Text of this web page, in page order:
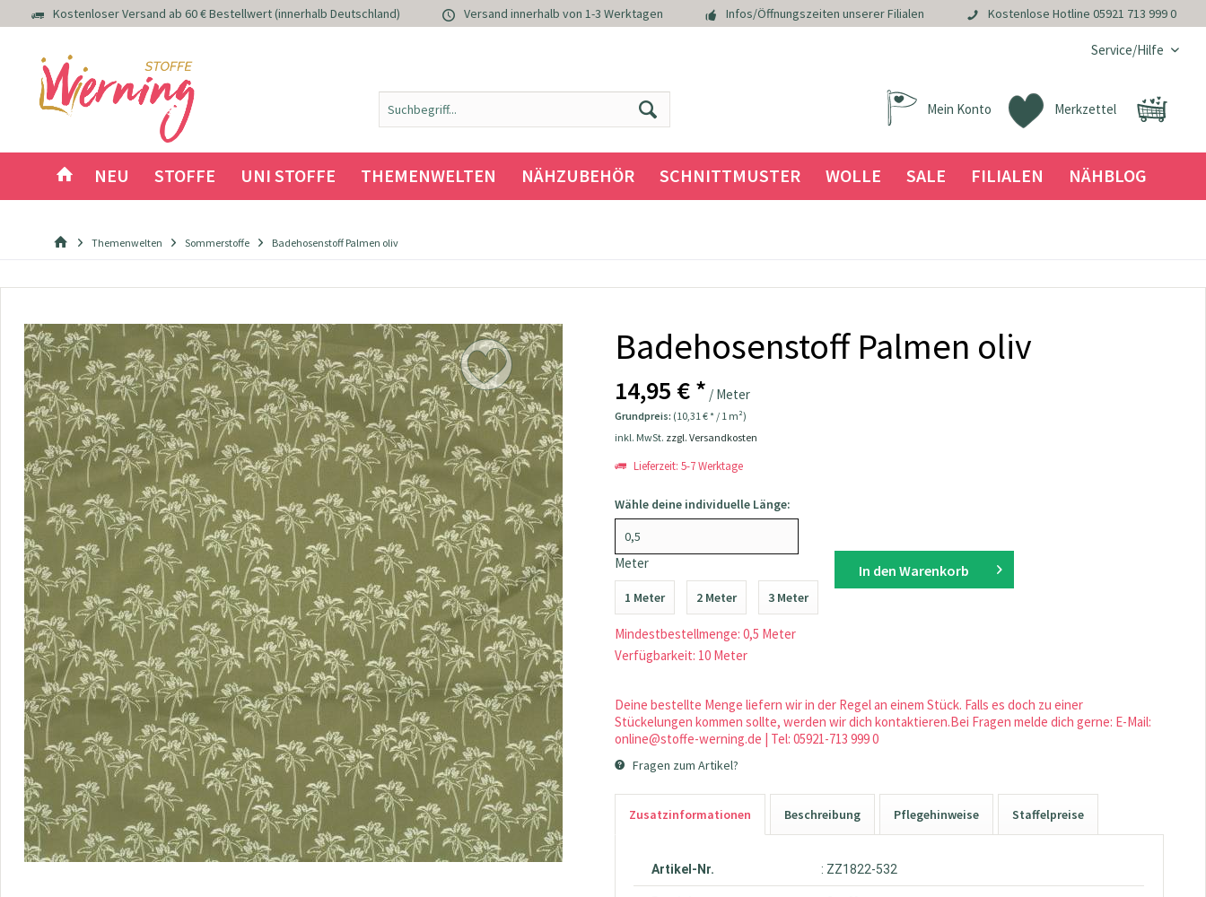
Kostenloser Versand ab 60 € Bestellwert (innerhalb Deutschland) Versand innerhalb von 1-3 Werktagen Infos/Öffnungszeiten unserer Filialen Kostenlose Hotline 05921 713 999 0
Service/Hilfe
Merkzettel
Mein Konto
NEU STOFFE UNI STOFFE THEMENWELTEN NÄHZUBEHÖR SCHNITTMUSTER WOLLE SALE FILIALEN NÄHBLOG
Themenwelten Sommerstoffe Badehosenstoff Palmen oliv
Badehosenstoff Palmen oliv
14,95 € * / Meter
Grundpreis: (10,31 € * / 1 m²)
inkl. MwSt. zzgl. Versandkosten
Lieferzeit: 5-7 Werktage
Wähle deine individuelle Länge:
Meter
1 Meter 2 Meter 3 Meter
Mindestbestellmenge: 0,5 Meter
Verfügbarkeit: 10 Meter
In den Warenkorb
Deine bestellte Menge liefern wir in der Regel an einem Stück. Falls es doch zu einer
Stückelungen kommen sollte, werden wir dich kontaktieren.Bei Fragen melde dich gerne: E-Mail:
online@stoffe-werning.de | Tel: 05921-713 999 0
Fragen zum Artikel?
Zusatzinformationen Beschreibung Pflegehinweise Staffelpreise
Artikel-Nr. : ZZ1822-532